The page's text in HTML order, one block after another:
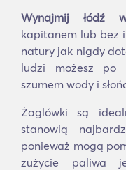
Wynajmij łódź
kapitanem lub bez
natury jak nigdy
ludzi możesz po
szumem wody i
Żaglówki są
stanowią
ponieważ mogą
zużycie paliwa